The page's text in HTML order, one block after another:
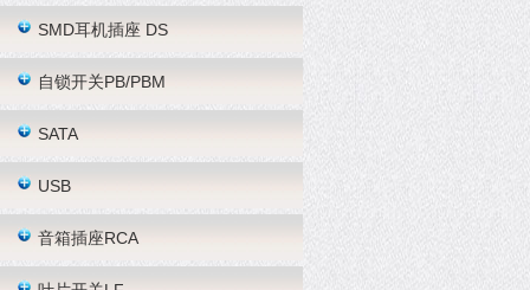
SMD耳机插座 DS
自锁开关PB/PBM
SATA
USB
音箱插座RCA